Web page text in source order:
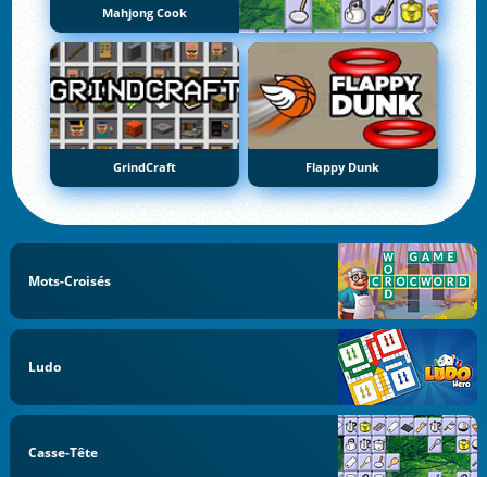
Mahjong Cook
GrindCraft Flappy Dunk
Mots-Croisés
Ludo
Casse-Tête